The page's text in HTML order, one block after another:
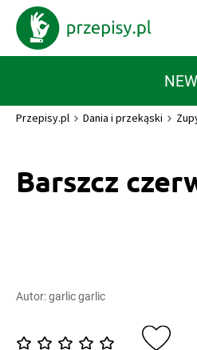
Przepisy.pl Dania i przekąski
Barszcz
Autor:garlic garlic